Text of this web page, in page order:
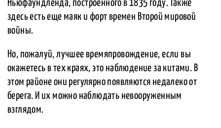
Ньюфаундленда, построенного в 1835 году. Также
здесь есть еще маяк и форт времен Второй мировой
войны.
Но, пожалуй, лучшее времяпровождение, если вы
окажетесь в тех краях, это наблюдение за китами. В
этом районе они регулярно появляются недалеко от
берега. И их можно наблюдать невооруженным
взглядом.